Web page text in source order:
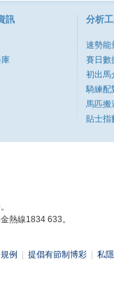
訊 分析
速勢能
賽日數
初出馬
騎練配
馬匹搬
貼士指
熱線1834 633。
規例 提倡有節制博彩 私